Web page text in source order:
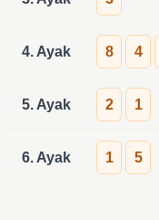
4. Ayak 8 4
5. Ayak 2 1
6. Ayak 1 5